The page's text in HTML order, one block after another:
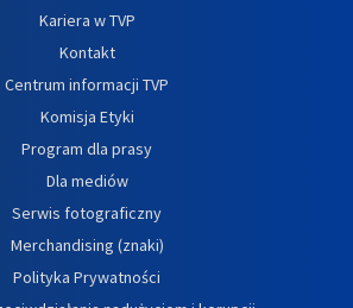
Kariera w TVP
Kontakt
Centrum informacji TVP
Komisja Etyki
Program dla prasy
Dla mediów
Serwis fotograficzny
Merchandising (znaki)
Polityka Prywatności